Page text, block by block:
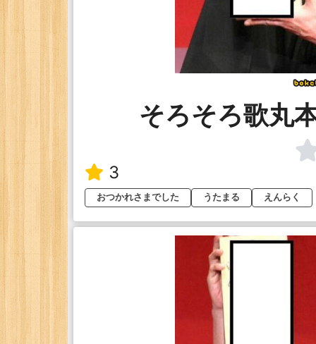
そろそろ歌丸
3
おつかれさまでした うたまる えんらく